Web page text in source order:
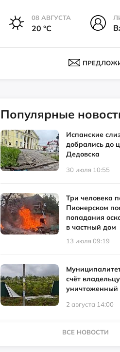
08 АВГУСТА
20 °С
Популярные
Испанские
добрались до
Дедовска
30 июля 10:55
Три человека
Пионерском
попадания
в частный дом
13 июля 09:19
счёт
уничтоженный
2 августа 14:00
ВСЕ НОВОСТИ